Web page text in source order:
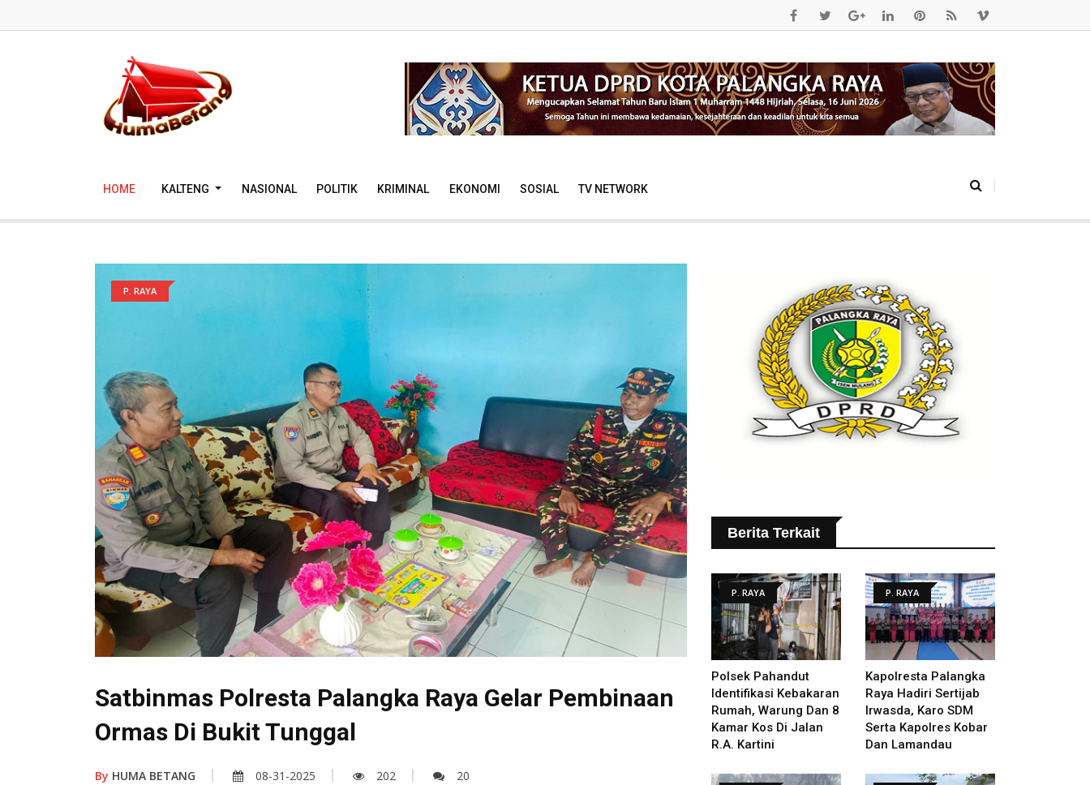
HOME KALTENG NASIONAL POLITIK KRIMINAL EKONOMI SOSIAL TV NETWORK
P. RAYA
Satbinmas Polresta Palangka Raya Gelar Pembinaan
Ormas Di Bukit Tunggal
By HUMA BETANG 08-31-2025 202 20
Berita Terkait
P. RAYA
Polsek Pahandut
Identifikasi Kebakaran
Rumah, Warung Dan 8
Kamar Kos Di Jalan
R.A. Kartini
P. RAYA
Kapolresta Palangka
Raya Hadiri Sertijab
Irwasda, Karo SDM
Serta Kapolres Kobar
Dan Lamandau